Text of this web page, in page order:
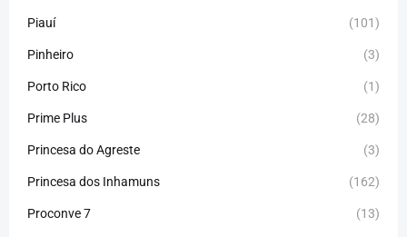
Piauí (101)
Pinheiro (3)
Porto Rico (1)
Prime Plus (28)
Princesa do Agreste (3)
Princesa dos Inhamuns (162)
Proconve 7 (13)